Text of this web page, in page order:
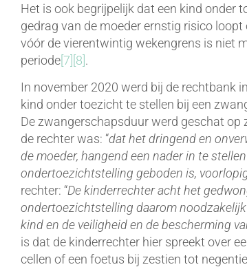
Het is ook begrijpelijk dat een kind onder
gedrag van de moeder ernstig risico
vóór de vierentwintig wekengrens is niet
periode[7] [8] .
In november 2020 werd bij de rechtbank
kind onder toezicht te stellen bij een
De zwangerschapsduur werd geschat op
de rechter was: “dat het dringend en
de moeder, hangend een nader in te
ondertoezichtstelling geboden is,
rechter: “De kinderrechter acht het
ondertoezichtstelling daarom
kind en de veiligheid en de bescherming
is dat de kinderrechter hier spreekt over
cellen of een foetus bij zestien tot